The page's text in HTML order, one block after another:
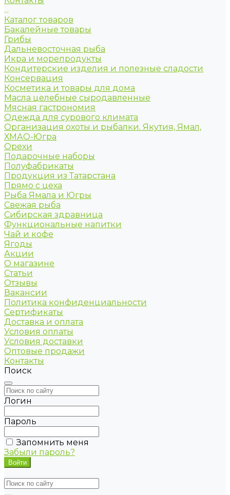
...
Каталог товаров
Бакалейные товары
Грибы
Дальневосточная рыба
Икра и морепродукты
Кондитерские изделия и полезные сладости
Консервация
Косметика и товары для дома
Масла целебные сыродавленные
Мясная гастрономия
Одежда для сурового климата
Организация охоты и рыбалки. Якутия, Ямал,
ХМАО-Югра
Орехи
Подарочные наборы
Полуфабрикаты
Продукция из Татарстана
Прямо с цеха
Рыба Ямала и Югры
Свежая рыба
Сибирская здравница
Функциональные напитки
Чай и кофе
Ягоды
Акции
О магазине
Статьи
Отзывы
Вакансии
Политика конфиденциальности
Сертификаты
Доставка и оплата
Условия оплаты
Условия доставки
Оптовые продажи
Контакты
Поиск
Логин
Пароль
Запомнить меня
Забыли пароль?